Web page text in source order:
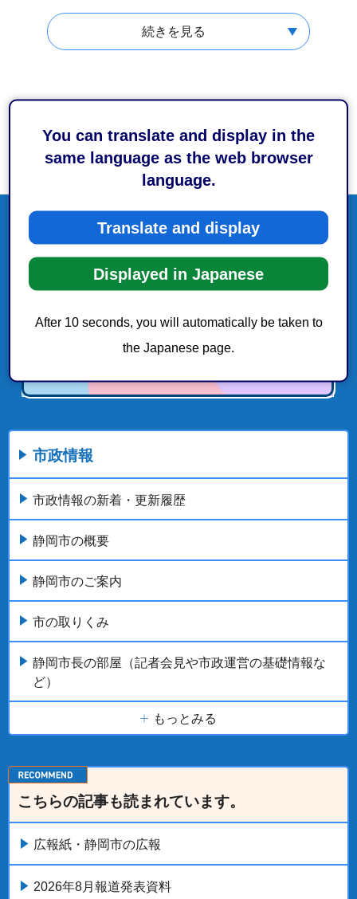
You can translate and display in the
same language as the web browser
language.
Translate and display
Displayed in Japanese
After 10 seconds, you will automatically be taken to
the Japanese page.
続きを見る
市政情報
市政情報の新着・更新履歴
静岡市の概要
静岡市のご案内
市の取りくみ
静岡市長の部屋（記者会見や市政運営の基礎情報な
ど）
もっとみる
こちらの記事も読まれています。
広報紙・静岡市の広報
2026年8月報道発表資料